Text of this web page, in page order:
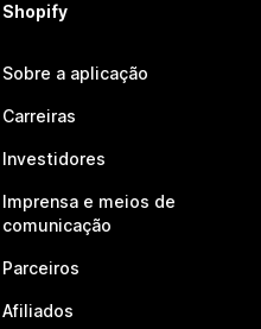
Shopify
Sobre a aplicação
Carreiras
Investidores
Imprensa e meios de
comunicação
Parceiros
Afiliados